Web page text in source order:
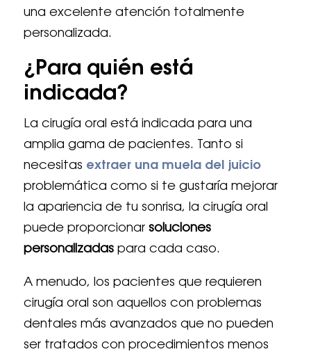
una excelente atención totalmente
personalizada.
¿Para quién está
indicada?
La cirugía oral está indicada para una
amplia gama de pacientes. Tanto si
necesitas extraer una muela del juicio
problemática como si te gustaría mejorar
la apariencia de tu sonrisa, la cirugía oral
puede proporcionarsoluciones
personalizadaspara cada caso.
A menudo, los pacientes que requieren
cirugía oral son aquellos con problemas
dentales más avanzados que no pueden
ser tratados con procedimientos menos